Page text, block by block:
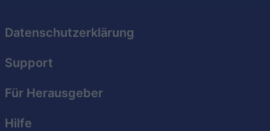
user protection.
Datenschutzerklärung
Support
Für Herausgeber
Hilfe